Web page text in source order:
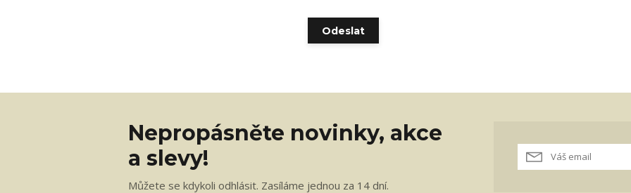
Nepropásněte novinky, akce
a slevy!
Můžete se kdykoli odhlásit. Zasíláme jednou za 14 dní.